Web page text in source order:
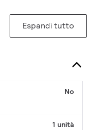
Espandi tutto
No
1 unità